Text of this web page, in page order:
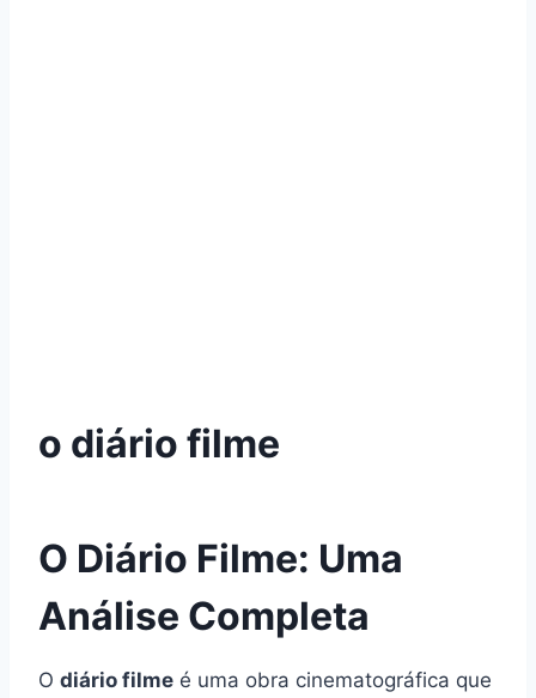
o diário filme
O Diário Filme: Uma
Análise Completa
O diário filme é uma obra cinematográfica que